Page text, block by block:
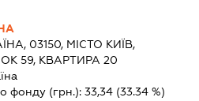
03150, МІСТО КИЇВ,
59, КВАРТИРА 20
фонду (грн.): 33,34(33.34 %)